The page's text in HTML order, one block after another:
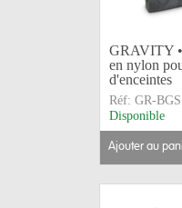
GRAVITY •
en nylon
d'enceintes
Réf: GR-
Disponible
ajouter au